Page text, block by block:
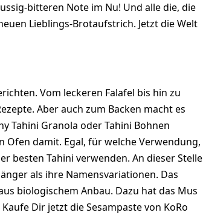
bitteren Note im Nu! Und alle die, die
Lieblings-Brotaufstrich. Jetzt die Welt
Vom leckeren Falafel bis hin zu
Aber auch zum Backen macht es
Tahini Granola oder Tahini Bohnen
Ofen damit. Egal, für welche Verwendung,
besten Tahini verwenden. An dieser Stelle
als ihre Namensvariationen. Das
biologischem Anbau. Dazu hat das Mus
Dir jetzt die Sesampaste von KoRo